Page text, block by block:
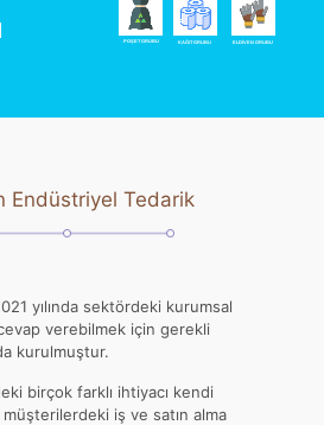
ELDİVEN GRUBU
POŞET GRUBU KAĞIT GRUBU
Endüstriyel Tedarik
yılında sektördeki kurumsal
verebilmek için gerekli
kurulmuştur.
birçok farklı ihtiyacı kendi
iş ve satın alma